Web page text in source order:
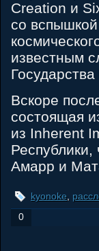
Creation и
со
известным
Вскоре
состоящая
из Inherent
Республики,
Амарр и
kyonoke
0